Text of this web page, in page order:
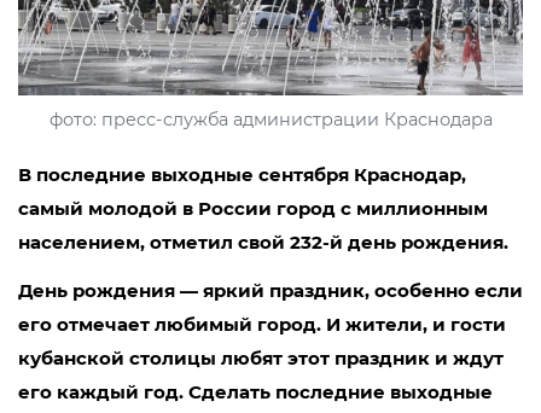
фото: пресс-служба администрации Краснодара
В последние выходные сентября Краснодар,
самый молодой в России город с миллионным
населением, отметил свой 232-й день рождения.
День рождения — яркий праздник, особенно если
его отмечает любимый город. И жители, и гости
кубанской столицы любят этот праздник и ждут
его каждый год. Сделать последние выходные